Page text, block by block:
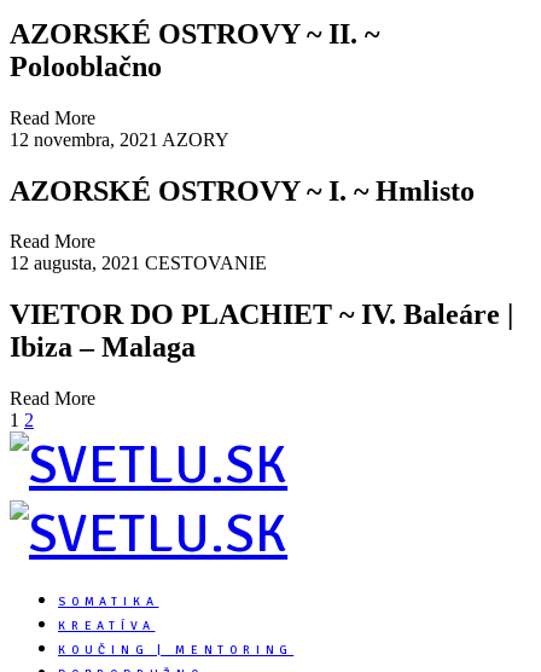
AZORSKÉ OSTROVY ~ II. ~
Polooblačno
Read More
12 novembra, 2021 AZORY
AZORSKÉ OSTROVY ~ I. ~ Hmlisto
Read More
12 augusta, 2021 CESTOVANIE
VIETOR DO PLACHIET ~ IV. Baleáre |
Ibiza – Malaga
Read More
1 2
SOMATIKA
KREATÍVA
KOUČING | MENTORING